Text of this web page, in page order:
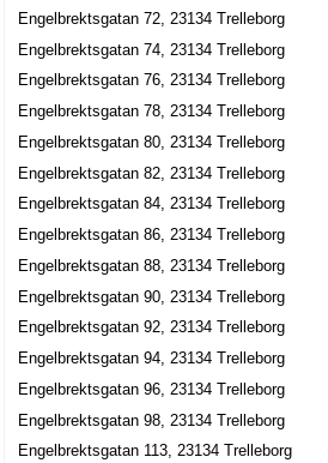
LT Dentallaboratorium AB
Aleksandra Helena Thornsäter
0410-42350
Engelbrektsgatan 41-43, 23153 Trelleborg
Thorell Jönsson, Anna
040-341656
Larsson, Jan Erik
Jan Erik Larsson
0410-43761
Engelbrektsgatan 58 A Lgh 1002, 23145 Trelleborg
Ignatowicz, Piotr
0410-40048
Engelbrektsgatan 58 A Lgh 1201, 23145 Trelleborg
Ingemund Olsson
Engelbrektsgatan 60 Lgh 1102, 23145 Trelleborg
Engelbrektsgatan 72, 23134 Trelleborg
Engelbrektsgatan 74, 23134 Trelleborg
Engelbrektsgatan 76, 23134 Trelleborg
Engelbrektsgatan 78, 23134 Trelleborg
Engelbrektsgatan 80, 23134 Trelleborg
Engelbrektsgatan 82, 23134 Trelleborg
Engelbrektsgatan 84, 23134 Trelleborg
Engelbrektsgatan 86, 23134 Trelleborg
Engelbrektsgatan 88, 23134 Trelleborg
Engelbrektsgatan 90, 23134 Trelleborg
Engelbrektsgatan 92, 23134 Trelleborg
Engelbrektsgatan 94, 23134 Trelleborg
Engelbrektsgatan 96, 23134 Trelleborg
Engelbrektsgatan 98, 23134 Trelleborg
Engelbrektsgatan 113, 23134 Trelleborg